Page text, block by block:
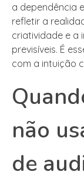
a dependência
refletir a
criatividade e a
previsíveis. É
com a intuição
não
de